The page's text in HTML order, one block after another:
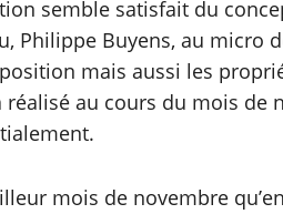
semble satisfait du
Philippe Buyens, au micro
mais aussi les
au cours du mois de
mois de novembre